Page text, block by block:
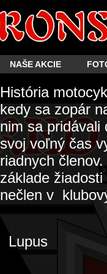
NAŠE AKCIE
História
kedy sa zopár
nim sa
svoj voľný čas
riadnych
základe
nečlen v
Lupus